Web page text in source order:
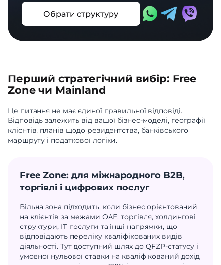
Обрати структуру
Перший стратегічний вибір: Free
Zone чи Mainland
Це питання не має єдиної правильної відповіді.
Відповідь залежить від вашої бізнес-моделі, географії
клієнтів, планів щодо резидентства, банківського
маршруту і податкової логіки.
Free Zone: для міжнародного B2B,
торгівлі і цифрових послуг
Вільна зона підходить, коли бізнес орієнтований
на клієнтів за межами ОАЕ: торгівля, холдингові
структури, IT-послуги та інші напрямки, що
відповідають переліку кваліфікованих видів
діяльності. Тут доступний шлях до QFZP-статусу і
умовної нульової ставки на кваліфікований дохід